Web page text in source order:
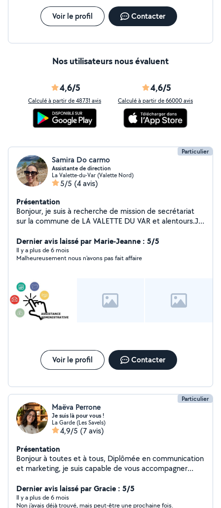
Voir le profil Contacter
Nos utilisateurs nous évaluent
4,6/5
Calculé à partir de 48731 avis
4,6/5
Calculé à partir de 66000 avis
Particulier
Samira Do carmo
Assistante de direction
La Valette-du-Var (Valette Nord)
5/5 (4 avis)
Présentation
Bonjour, je suis à recherche de mission de secrétariat
sur la commune de LA VALETTE DU VAR et alentours.Je
comptabilité,je dispose aussi de références. Je suis une
personne de confiance, sérieuse et très à l'aise avec les
outils informatiques.Titulaire du permis de conduire et
compétences sont les suivantes : Aide dans les
démarches administratives. Vous pouvez me joindre à
tout moment.
Dernier avis laissé par Marie-Jeanne : 5/5
Il y a plus de 6 mois
Malheureusement nous n'avons pas fait affaire
Voir le profil Contacter
Particulier
Maëva Perrone
Je suis là pour vous !
La Garde (Les Savels)
4,9/5 (7 avis)
Présentation
Bonjour à toutes et à tous, Diplômée en communication
et marketing, je suis capable de vous accompagner
charte graphique, flyers, cartes de visite, etc.) -
Communication (gestion des réseaux sociaux, conseils
Dernier avis laissé par Gracie : 5/5
Il y a plus de 6 mois
Non j’avais déjà trouvé, mais peut-être une prochaine fois.